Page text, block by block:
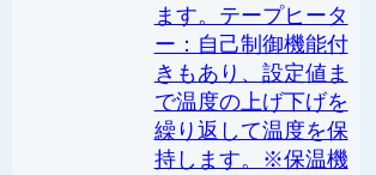
ます。テープヒータ
ー：自己制御機能付
きもあり、設定値ま
で温度の上げ下げを
繰り返して温度を保
持します。※保温機